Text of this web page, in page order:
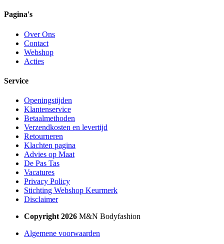
Pagina's
Over Ons
Contact
Webshop
Acties
Service
Openingstijden
Klantenservice
Betaalmethoden
Verzendkosten en levertijd
Retourneren
Klachten pagina
Advies op Maat
De Pas Tas
Vacatures
Privacy Policy
Stichting Webshop Keurmerk
Disclaimer
Copyright 2026 M&N Bodyfashion
Algemene voorwaarden